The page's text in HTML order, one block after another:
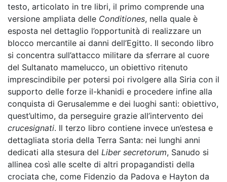
testo, articolato in tre libri, il primo comprende una
versione ampliata delle Conditiones, nella quale è
esposta nel dettaglio l’opportunità di realizzare un
blocco mercantile ai danni dell’Egitto. Il secondo libro
si concentra sull’attacco militare da sferrare al cuore
del Sultanato mamelucco, un obiettivo ritenuto
imprescindibile per potersi poi rivolgere alla Siria con il
supporto delle forze il-khanidi e procedere infine alla
conquista di Gerusalemme e dei luoghi santi: obiettivo,
quest’ultimo, da perseguire grazie all’intervento dei
crucesignati. Il terzo libro contiene invece un’estesa e
dettagliata storia della Terra Santa: nei lunghi anni
dedicati alla stesura del Liber secretorum, Sanudo si
allinea così alle scelte di altri propagandisti della
crociata che, come Fidenzio da Padova e Hayton da